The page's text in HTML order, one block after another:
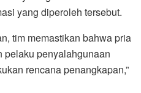
yang diperoleh tersebut.
tim memastikan bahwa pria
pelaku penyalahgunaan
rencana penangkapan,”